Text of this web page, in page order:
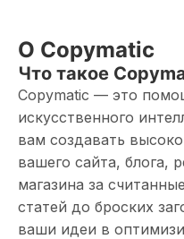
О Copymatic
Что такое
Copymatic — это
искусственного
вам создавать
вашего сайта, блога,
магазина за
статей до броских
ваши идеи в